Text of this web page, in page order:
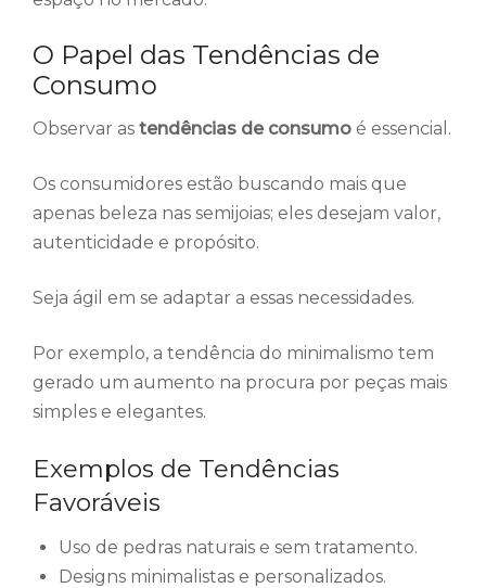
O Papel das Tendências de
Consumo
Observar as tendências de consumo é essencial.
Os consumidores estão buscando mais que
apenas beleza nas semijoias; eles desejam valor,
autenticidade e propósito.
Seja ágil em se adaptar a essas necessidades.
Por exemplo, a tendência do minimalismo tem
gerado um aumento na procura por peças mais
simples e elegantes.
Exemplos de Tendências
Favoráveis
Uso de pedras naturais e sem tratamento.
Designs minimalistas e personalizados.